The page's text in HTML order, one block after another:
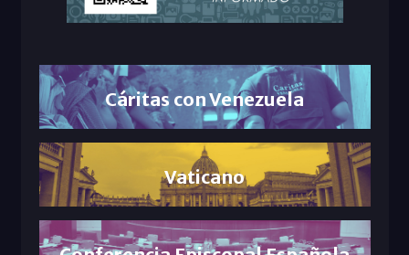
Cáritas con Venezuela
Vaticano